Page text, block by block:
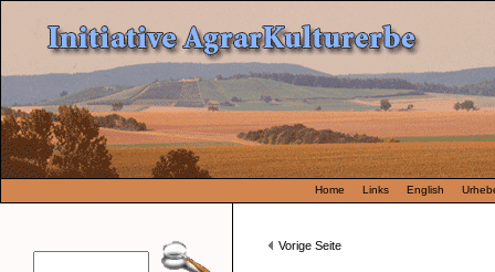
Home Links English
Vorige Seite